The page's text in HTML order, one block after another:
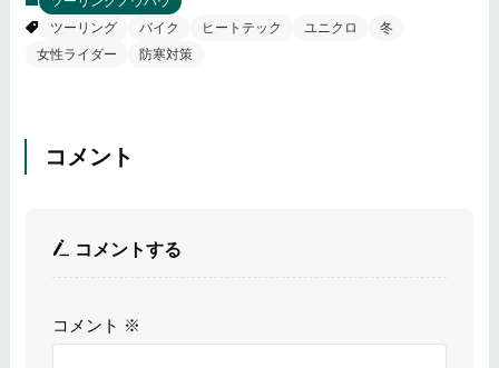
ツーリング
バイク ヒートテック ユニクロ
冬
女性ライダー
防寒対策
コメント
コメントする
コメント ※